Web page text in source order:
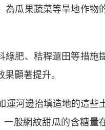
為瓜果蔬菜等旱地作物
肥、秸稈還田等措施
顯著提升。
河邊抬填造地的這些
一般網紋甜瓜的含糖量